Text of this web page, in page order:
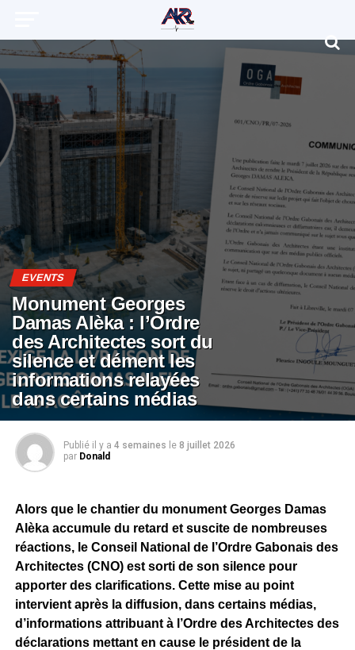
EVENTS
Monument Georges
Damas Alèka : l’Ordre
des Architectes sort du
silence et dément les
informations relayées
dans certains médias
Publié il y a 4 semaines le 8 juillet 2026
par Donald
Alors que le chantier du monument Georges Damas
Alèka accumule du retard et suscite de nombreuses
réactions, le Conseil National de l’Ordre Gabonais des
Architectes (CNO) est sorti de son silence pour
apporter des clarifications. Cette mise au point
intervient après la diffusion, dans certains médias,
d’informations attribuant à l’Ordre des Architectes des
déclarations mettant en cause le président de la